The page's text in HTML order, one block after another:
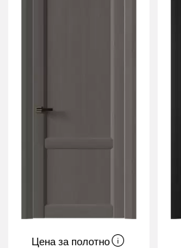
Цена за полотно